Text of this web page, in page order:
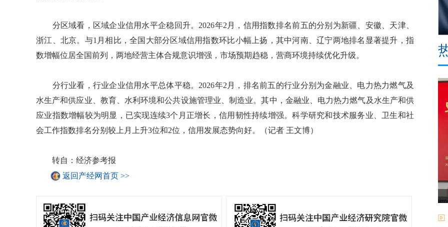
分区域看，区域企业信用水平企稳回升。2026年2月，信用指数排名前五的分别为新疆、安徽、天津、
浙江、北京。与1月相比，全国大部分区域信用指数环比小幅上扬，其中河南、辽宁两地排名显著提升，指
数增幅位居全国前列，两地经营主体合规意识增强，市场预期趋稳，营商环境持续优化升级。
分行业看，行业企业信用水平总体平稳。2026年2月，排名前五的行业分别为金融业、电力热力燃气及
水生产和供应业、教育、水利环境和公共设施管理业、制造业。其中，金融业、电力热力燃气及水生产和供
应业指数增幅较为明显，已实现连续3个月正增长，信用韧性持续增强。科学研究和技术服务业、卫生和社
会工作指数排名分别较上月上升3位和2位，信用发展态势向好。（记者 王文博）
转自：经济参考报
返回产经网首页 >>